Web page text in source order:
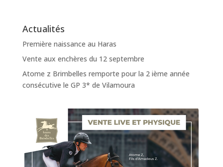
Actualités
Première naissance au Haras
Vente aux enchères du 12 septembre
Atome z Brimbelles remporte pour la 2 ième année
consécutive le GP 3* de Vilamoura